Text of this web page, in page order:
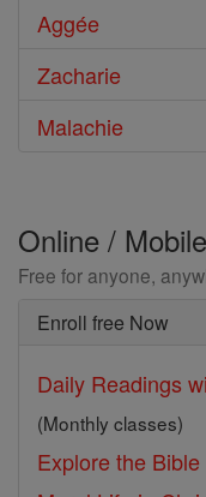
Aggée
Zacharie
Malachie
Online /
Free for anyone,
Enroll free Now
Daily Readings
(Monthly classes)
Explore the Bible